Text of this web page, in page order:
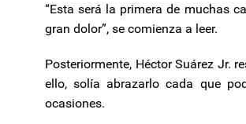
“Esta será la primera de muchas
gran dolor”, se comienza a leer.
Posteriormente, Héctor Suárez Jr.
ello, solía abrazarlo cada que
ocasiones.